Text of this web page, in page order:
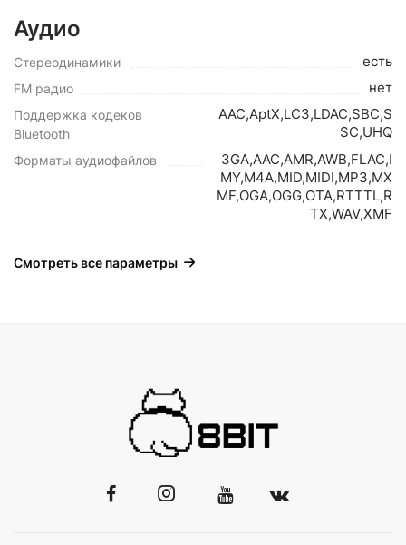
Аудио
Стереодинамики есть
FM радио нет
Поддержка кодеков
Bluetooth
AAC,AptX,LC3,LDAC,SBC,S
SC,UHQ
Форматы аудиофайлов
3GA,AAC,AMR,AWB,FLAC,I
MY,M4A,MID,MIDI,MP3,MX
MF,OGA,OGG,OTA,RTTTL,R
TX,WAV,XMF
Смотреть все параметры